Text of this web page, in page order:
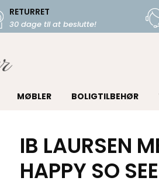
RETURRET
30 dage til at beslutte!
MØBLER BOLIGTILBEHØR
IB LAURSEN
HAPPY SO